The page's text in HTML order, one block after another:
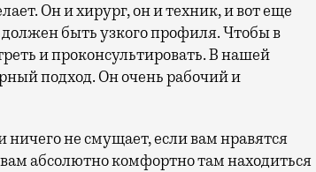
Он и хирург, он и техник, и вот еще
быть узкого профиля. Чтобы в
и проконсультировать.В нашей
подход. Он очень рабочий и
не смущает, если вам нравятся
абсолютно комфортно там находиться